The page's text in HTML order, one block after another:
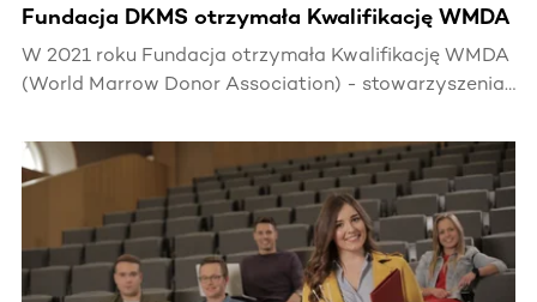
Fundacja DKMS otrzymała Kwalifikację WMDA
W 2021 roku Fundacja otrzymała Kwalifikację WMDA
(World Marrow Donor Association) - stowarzyszenia
komórek macierzystych i krwi pępowinowej z całego
świata.